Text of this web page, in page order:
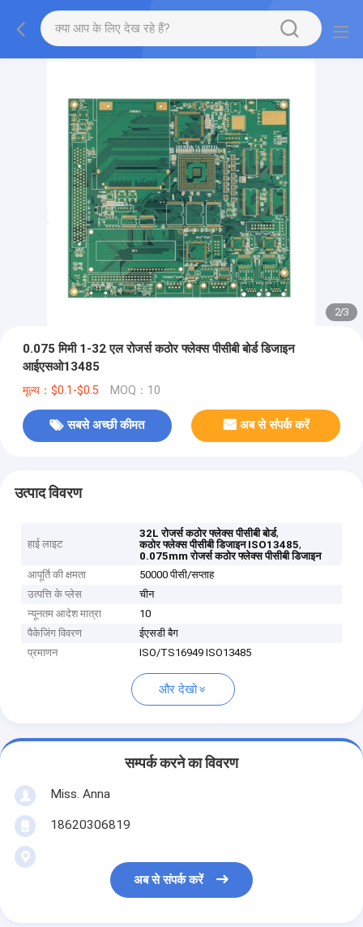
2/3
0.075 मिमी 1-32 एल रोजर्स कठोर फ्लेक्स पीसीबी बोर्ड डिजाइन
आईएसओ13485
मूल्य：$0.1-$0.5 MOQ：10
सबसे अच्छी कीमत अब से संपर्क करें
उत्पाद विवरण
हाई लाइट
32L रोजर्स कठोर फ्लेक्स पीसीबी बोर्ड,
कठोर फ्लेक्स पीसीबी डिजाइन ISO13485,
0.075mm रोजर्स कठोर फ्लेक्स पीसीबी डिजाइन
आपूर्ति की क्षमता
50000 पीसी/सप्ताह
उत्पत्ति के प्लेस
चीन
न्यूनतम आदेश मात्रा
10
पैकेजिंग विवरण
ईएसडी बैग
प्रमाणन
ISO/TS16949 ISO13485
और देखो
सम्पर्क करने का विवरण
Miss. Anna
18620306819
अब से संपर्क करें